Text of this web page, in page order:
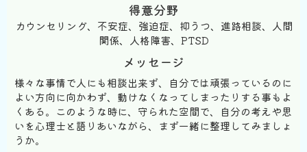
得意分野
カウンセリング、不安症、強迫症、抑うつ、進路相談、人間
関係、人格障害、PTSD
メッセージ
様々な事情で人にも相談出来ず、自分では頑張っているのに
よい方向に向かわず、動けなくなってしまったりする事もよ
くある。このような時に、守られた空間で、自分の考えや思
いを心理士と語りあいながら、まず一緒に整理してみましょ
うか。